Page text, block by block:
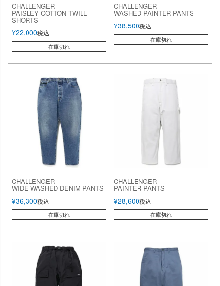
CHALLENGER
PAISLEY COTTON TWILL
SHORTS
¥22,000税込
在庫切れ
CHALLENGER
WASHED PAINTER PANTS
¥38,500税込
在庫切れ
CHALLENGER
WIDE WASHED DENIM PANTS
¥36,300税込
在庫切れ
CHALLENGER
PAINTER PANTS
¥28,600税込
在庫切れ